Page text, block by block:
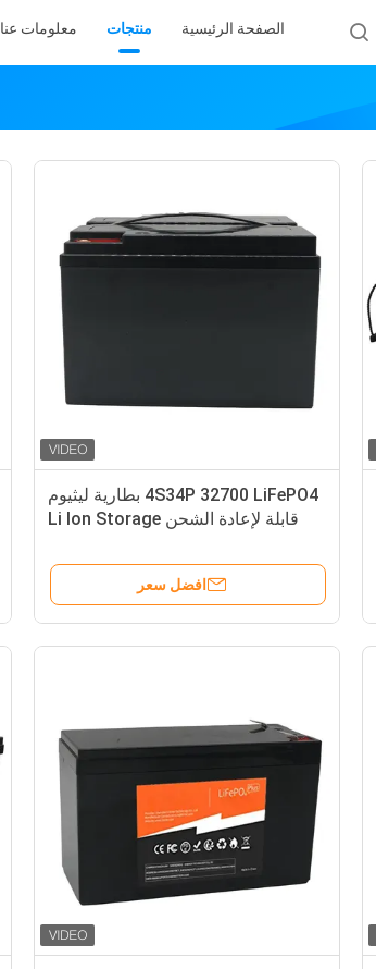
الصفحة الرئيسية منتجات معلومات عنا
4S34P 32700 LiFePO4 بطارية ليثيوم
قابلة لإعادة الشحن Li Ion Storage
افضل سعر